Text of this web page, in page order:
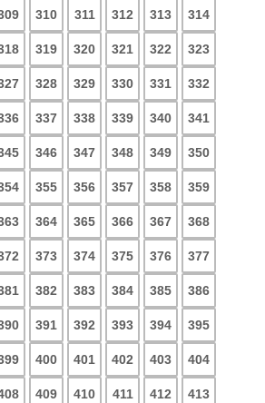
310 311 312 313 314
319 320 321 322 323
328 329 330 331 332
337 338 339 340 341
346 347 348 349 350
355 356 357 358 359
364 365 366 367 368
373 374 375 376 377
382 383 384 385 386
391 392 393 394 395
400 401 402 403 404
409 410 411 412 413